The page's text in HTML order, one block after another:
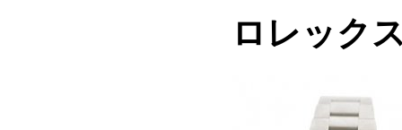
ロレック